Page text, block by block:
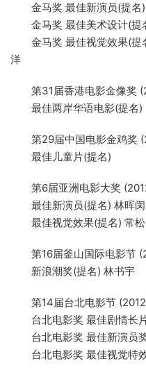
金马奖 最佳新演员(提名)
金马奖 最佳美术设计(提
金马奖 最佳视觉效果(提
洋
第31届香港电影金像奖
最佳两岸华语电影(提名)
第29届中国电影金鸡奖
最佳儿童片(提名)
第6届亚洲电影大奖
最佳新演员(提名) 林晖闵
最佳视觉效果(提名) 常松,
第16届釜山国际电影节
新浪潮奖(提名) 林书宇
第14届台北电影节
台北电影奖 最佳剧情长
台北电影奖 最佳新演员
台北电影奖 最佳视觉特效